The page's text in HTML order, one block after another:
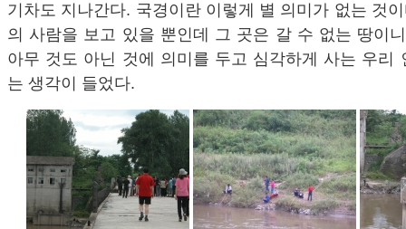
기차도 지나간다. 국경이란 이렇게 별 의미가 없는 것
의 사람을 보고 있을 뿐인데 그 곳은 갈 수 없는 땅이
아무 것도 아닌 것에 의미를 두고 심각하게 사는 우리
는 생각이 들었다.